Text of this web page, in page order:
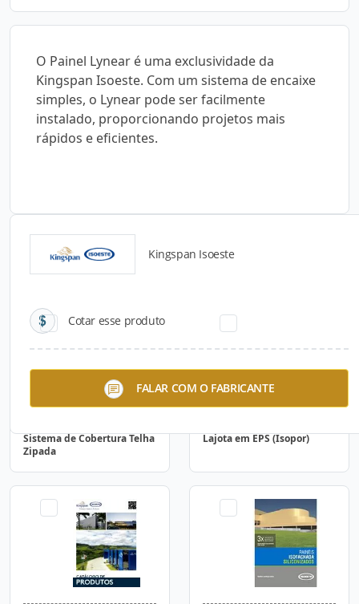
O Painel Lynear é uma exclusividade da
Kingspan Isoeste. Com um sistema de encaixe
simples, o Lynear pode ser facilmente
instalado, proporcionando projetos mais
rápidos e eficientes.
Kingspan Isoeste
Cotar esse produto
FALAR COM O FABRICANTE
Catálogos para Download
Sistema de Cobertura Telha
Zipada
Lajota em EPS (Isopor)